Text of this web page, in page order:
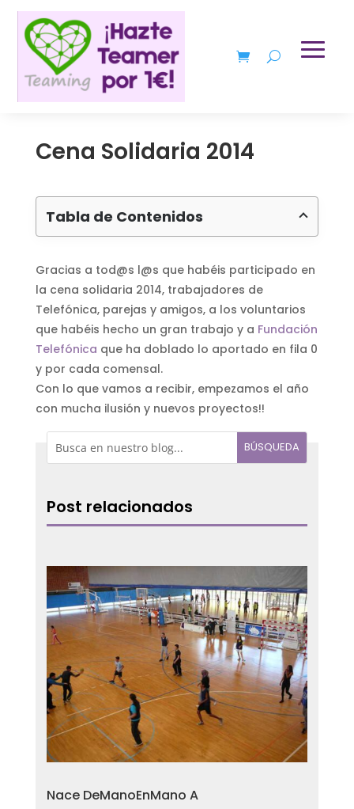
Cena Solidaria 2014
Tabla de Contenidos
Gracias a tod@s l@s que habéis participado en
la cena solidaria 2014, trabajadores de
Telefónica, parejas y amigos, a los voluntarios
que habéis hecho un gran trabajo y a Fundación
Telefónica que ha doblado lo aportado en fila 0
y por cada comensal.
Con lo que vamos a recibir, empezamos el año
con mucha ilusión y nuevos proyectos!!
Post relacionados
Nace DeManoEnMano A